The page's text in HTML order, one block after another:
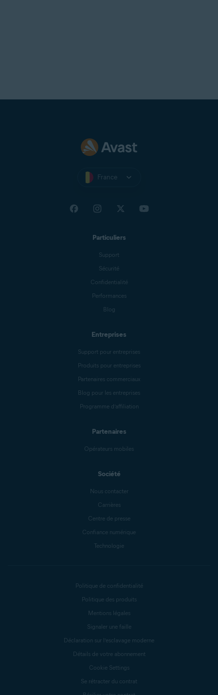
France
Particuliers
Support
Sécurité
Confidentialité
Performances
Blog
Entreprises
Support pour entreprises
Produits pour entreprises
Partenaires commerciaux
Blog pour les entreprises
Programme d’affiliation
Partenaires
Opérateurs mobiles
Société
Nous contacter
Carrières
Centre de presse
Confiance numérique
Technologie
Politique de confidentialité
Politique des produits
Mentions légales
Signaler une faille
Déclaration sur l’esclavage moderne
Détails de votre abonnement
Cookie Settings
Se rétracter du contrat